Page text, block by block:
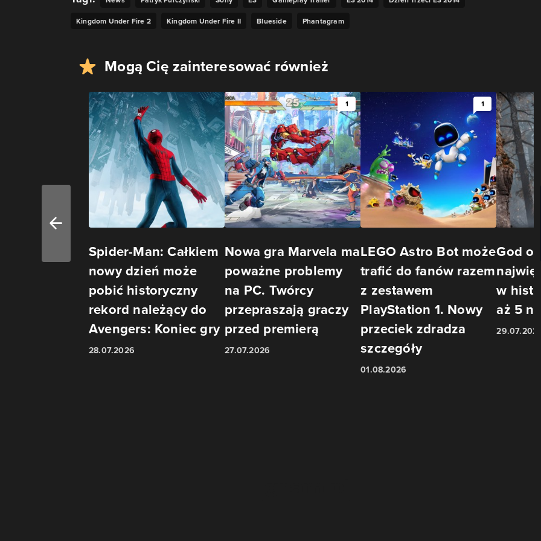
Kingdom Under Fire 2
Kingdom Under Fire II Blueside Phantagram
Mogą Cię zainteresować również
Spider-Man: Całkiem
nowy dzień może
pobić historyczny
rekord należący do
Avengers: Koniec gry
28.07.2026
1
Nowa gra Marvela ma
poważne problemy
na PC. Twórcy
przepraszają graczy
przed premierą
27.07.2026
1
LEGO Astro Bot może
trafić do fanów razem
z zestawem
PlayStation 1. Nowy
przeciek zdradza
szczegóły
01.08.2026
God of
w
aż 5
29.07.2026